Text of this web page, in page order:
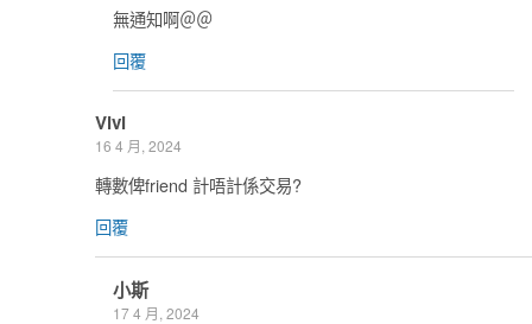
無通知啊＠＠
回覆
Vivi
16 4 月, 2024
轉數俾friend 計唔計係交易?
回覆
小斯
17 4 月, 2024